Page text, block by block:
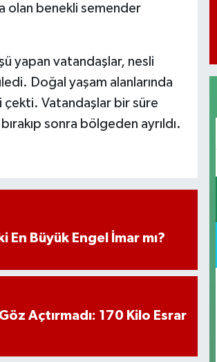
olan benekli semender
yapan vatandaşlar, nesli
Doğal yaşam alanlarında
çekti. Vatandaşlar bir süre
sonra bölgeden ayrıldı.
Büyük Engel İmar mı?
Açtırmadı: 170 Kilo Esrar